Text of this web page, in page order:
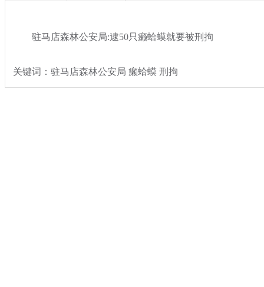
驻马店森林公安局:逮50只癞蛤蟆就要被刑拘
关键词：驻马店森林公安局 癞蛤蟆 刑拘